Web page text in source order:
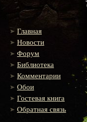
Главная
Новости
Форум
Библиотека
Комментарии
Обои
Гостевая книга
Обратная связь